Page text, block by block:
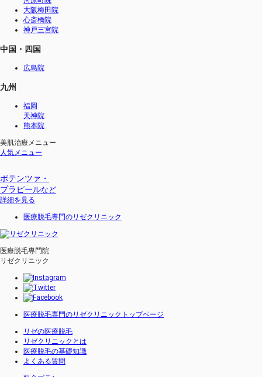
大阪梅田院
心斎橋院
神戸三宮院
中国・四国
広島院
九州
福岡
天神院
熊本院
美肌治療メニュー
人気メニュー
ポテンツァ・
プラピールなど
詳細を見る
医療脱毛専門のリゼクリニック
医療脱毛専門院
リゼクリニック
医療脱毛専門のリゼクリニックトップページ
リゼの医療脱毛
リゼクリニックとは
医療脱毛の基礎知識
よくある質問